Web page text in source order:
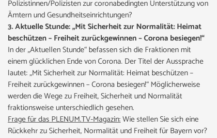
Polizistinnen/Polizisten zur coronabedingten Unterstützung von
Ämtern und Gesundheitseinrichtungen?
3. Aktuelle Stunde: „Mit Sicherheit zur Normalität: Heimat
beschützen – Freiheit zurückgewinnen – Corona besiegen!“
In der „Aktuellen Stunde“ befassen sich die Fraktionen mit
einem glücklichen Ende von Corona. Der Titel der Aussprache
lautet: „Mit Sicherheit zur Normalität: Heimat beschützen –
Freiheit zurückgewinnen – Corona besiegen!“ Möglicherweise
werden die Wege zu Freiheit, Sicherheit und Normalität
fraktionsweise unterschiedlich gesehen.
Frage für das PLENUM.TV-Magazin:Wie stellen Sie sich eine
Rückkehr zu Sicherheit, Normalität und Freiheit für Bayern vor?